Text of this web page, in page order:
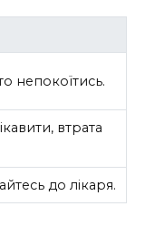
непокоїтись.
втрата
до лікаря.